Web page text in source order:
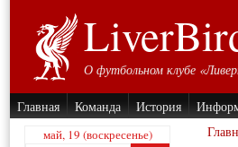
О футбольном клубе
Главная Команда История
май, 19 (воскресенье)